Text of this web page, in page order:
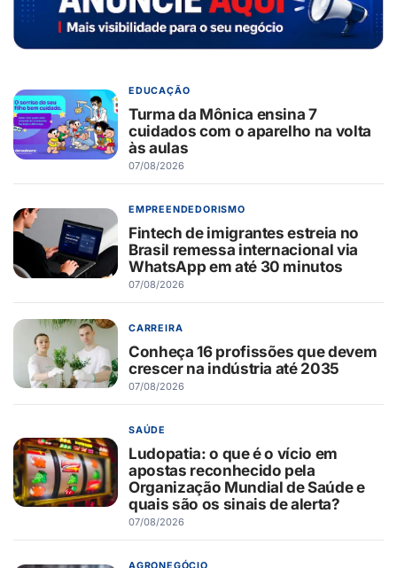
EDUCAÇÃO
Turma da Mônica ensina 7
cuidados com o aparelho na volta
às aulas
07/08/2026
EMPREENDEDORISMO
Fintech de imigrantes estreia no
Brasil remessa internacional via
WhatsApp em até 30 minutos
07/08/2026
CARREIRA
Conheça 16 profissões que devem
crescer na indústria até 2035
07/08/2026
SAÚDE
Ludopatia: o que é o vício em
apostas reconhecido pela
Organização Mundial de Saúde e
quais são os sinais de alerta?
07/08/2026